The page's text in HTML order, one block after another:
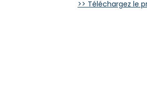
>> Téléchargez le